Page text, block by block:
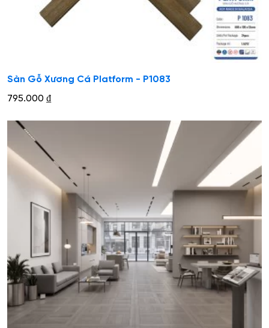
Sàn Gỗ Xương Cá Platform - P1083
795.000 ₫